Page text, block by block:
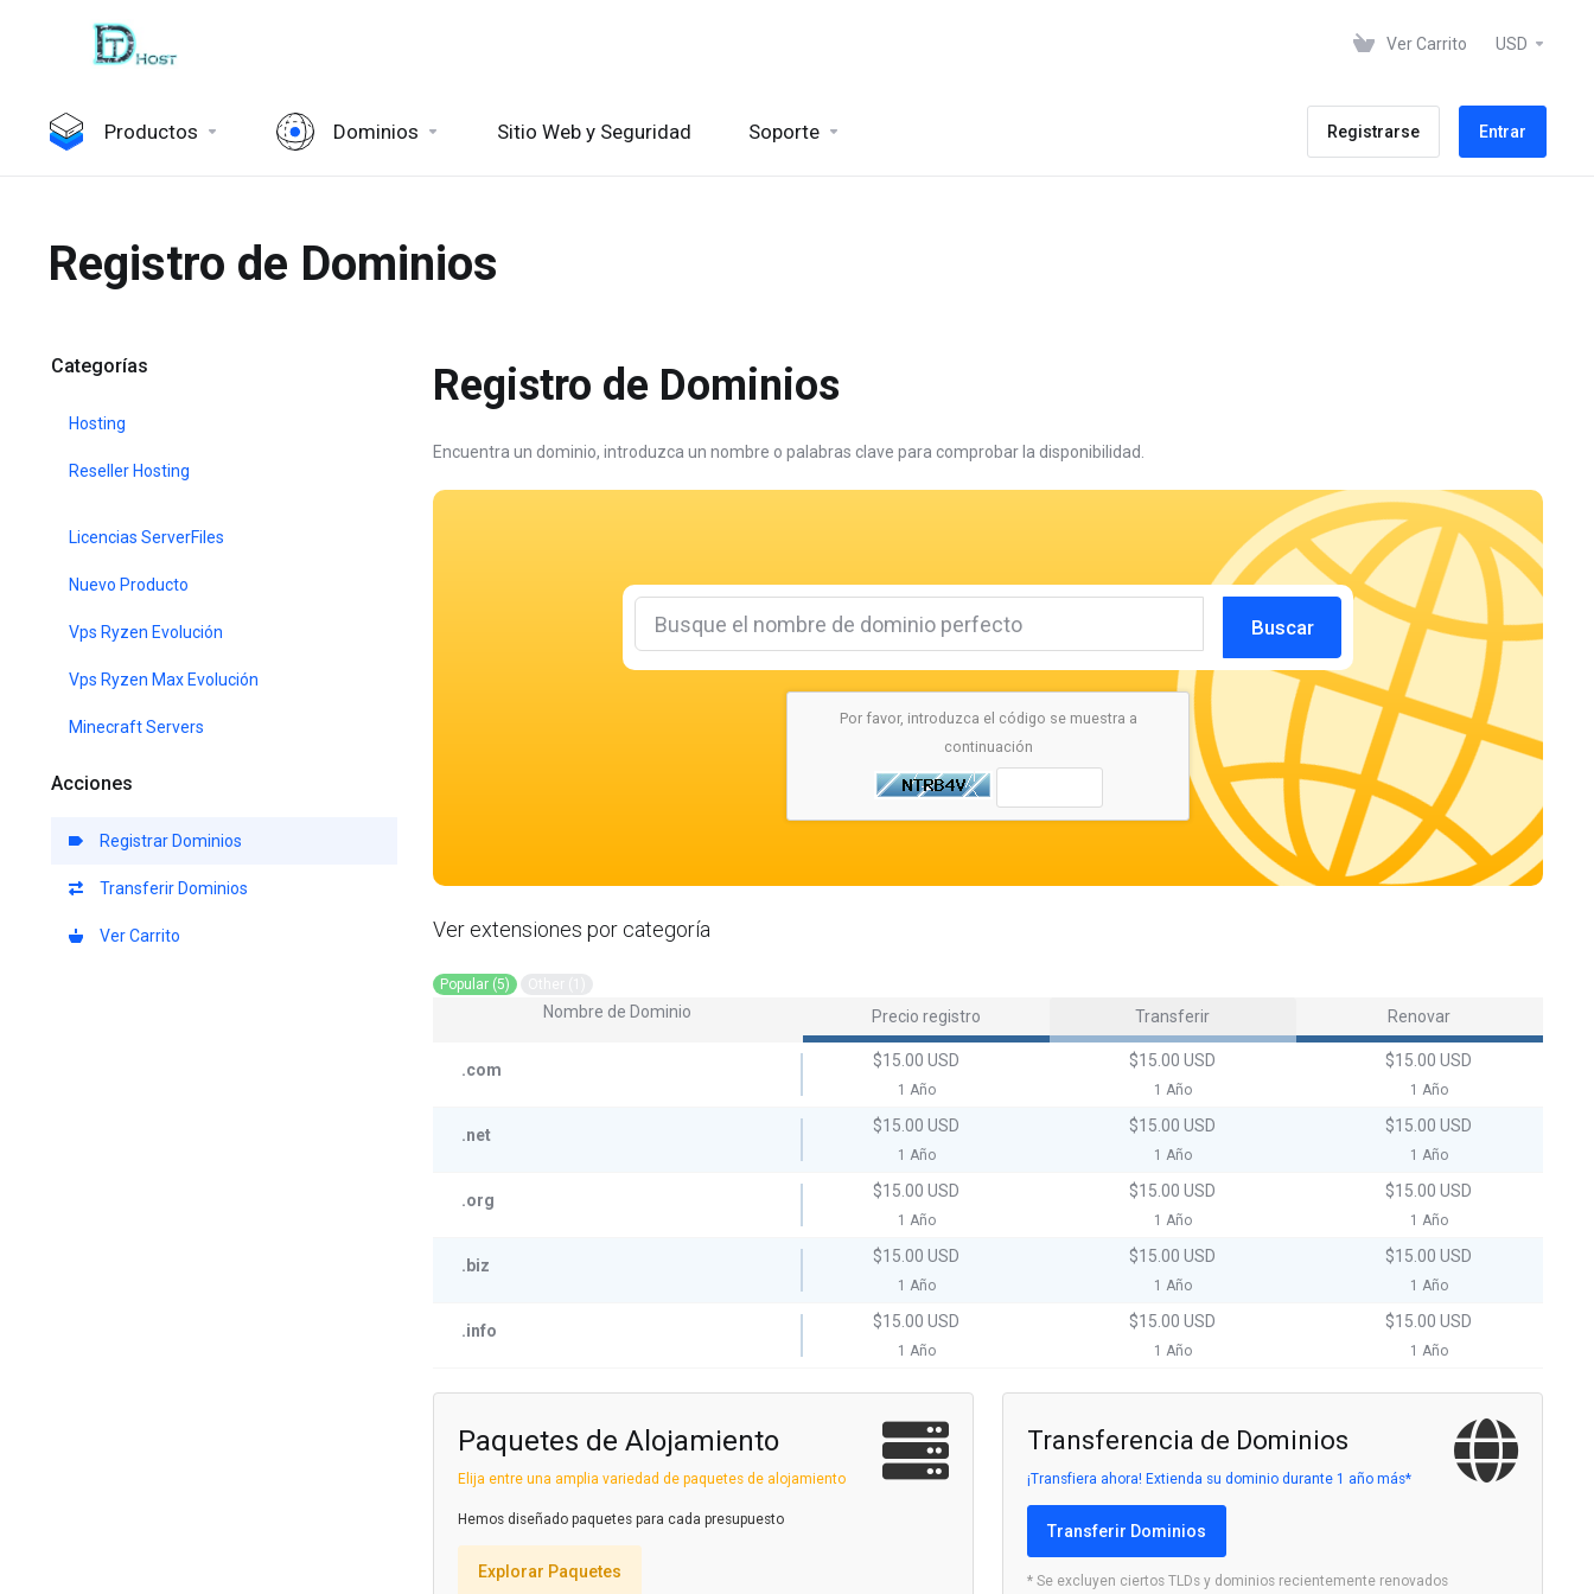
Ver Carrito USD
Productos Dominios Sitio Web y Seguridad Soporte Registrarse Entrar
Registro de Dominios
Categorías
Hosting
Reseller Hosting
Licencias ServerFiles
Nuevo Producto
Vps Ryzen Evolución
Vps Ryzen Max Evolución
Minecraft Servers
Acciones
Registrar Dominios
Transferir Dominios
Ver Carrito
Registro de Dominios
Encuentra un dominio, introduzca un nombre o palabras clave para comprobar la disponibilidad.
Buscar
Por favor, introduzca el código se muestra a
continuación
Ver extensiones por categoría
Popular (5)
Nombre de Dominio Precio registro Transferir Renovar
.com $15.00 USD
1 Año
$15.00 USD
1 Año
$15.00 USD
1 Año
.net $15.00 USD
1 Año
$15.00 USD
1 Año
$15.00 USD
1 Año
.org $15.00 USD
1 Año
$15.00 USD
1 Año
$15.00 USD
1 Año
.biz $15.00 USD
1 Año
$15.00 USD
1 Año
$15.00 USD
1 Año
.info $15.00 USD
1 Año
$15.00 USD
1 Año
$15.00 USD
1 Año
Paquetes de Alojamiento
Elija entre una amplia variedad de paquetes de alojamiento
Hemos diseñado paquetes para cada presupuesto
Explorar Paquetes
Transferencia de Dominios
¡Transfiera ahora! Extienda su dominio durante 1 año más*
Transferir Dominios
* Se excluyen ciertos TLDs y dominios recientemente renovados